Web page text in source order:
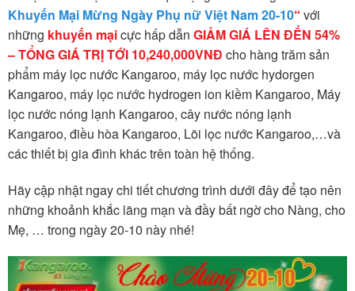
Khuyến Mại Mừng Ngày Phụ nữ Việt Nam 20-10“ với
những khuyến mạicực hấp dẫn GIẢM GIÁ LÊN ĐẾN 54%
– TỔNG GIÁ TRỊ TỚI 10,240,000VNĐ cho hàng trăm sản
phẩm máy lọc nước Kangaroo, máy lọc nước hydorgen
Kangaroo, máy lọc nước hydrogen ion kiềm Kangaroo, Máy
lọc nước nóng lạnh Kangaroo, cây nước nóng lạnh
Kangaroo, điều hòa Kangaroo, Lõi lọc nước Kangaroo,…và
các thiết bị gia đình khác trên toàn hệ thống.
Hãy cập nhật ngay chi tiết chương trình dưới đây để tạo nên
những khoảnh khắc lãng mạn và đầy bất ngờ cho Nàng, cho
Mẹ, … trong ngày 20-10 này nhé!